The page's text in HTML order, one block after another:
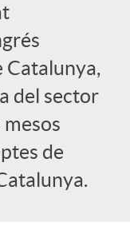
Catalunya,
del sector
de